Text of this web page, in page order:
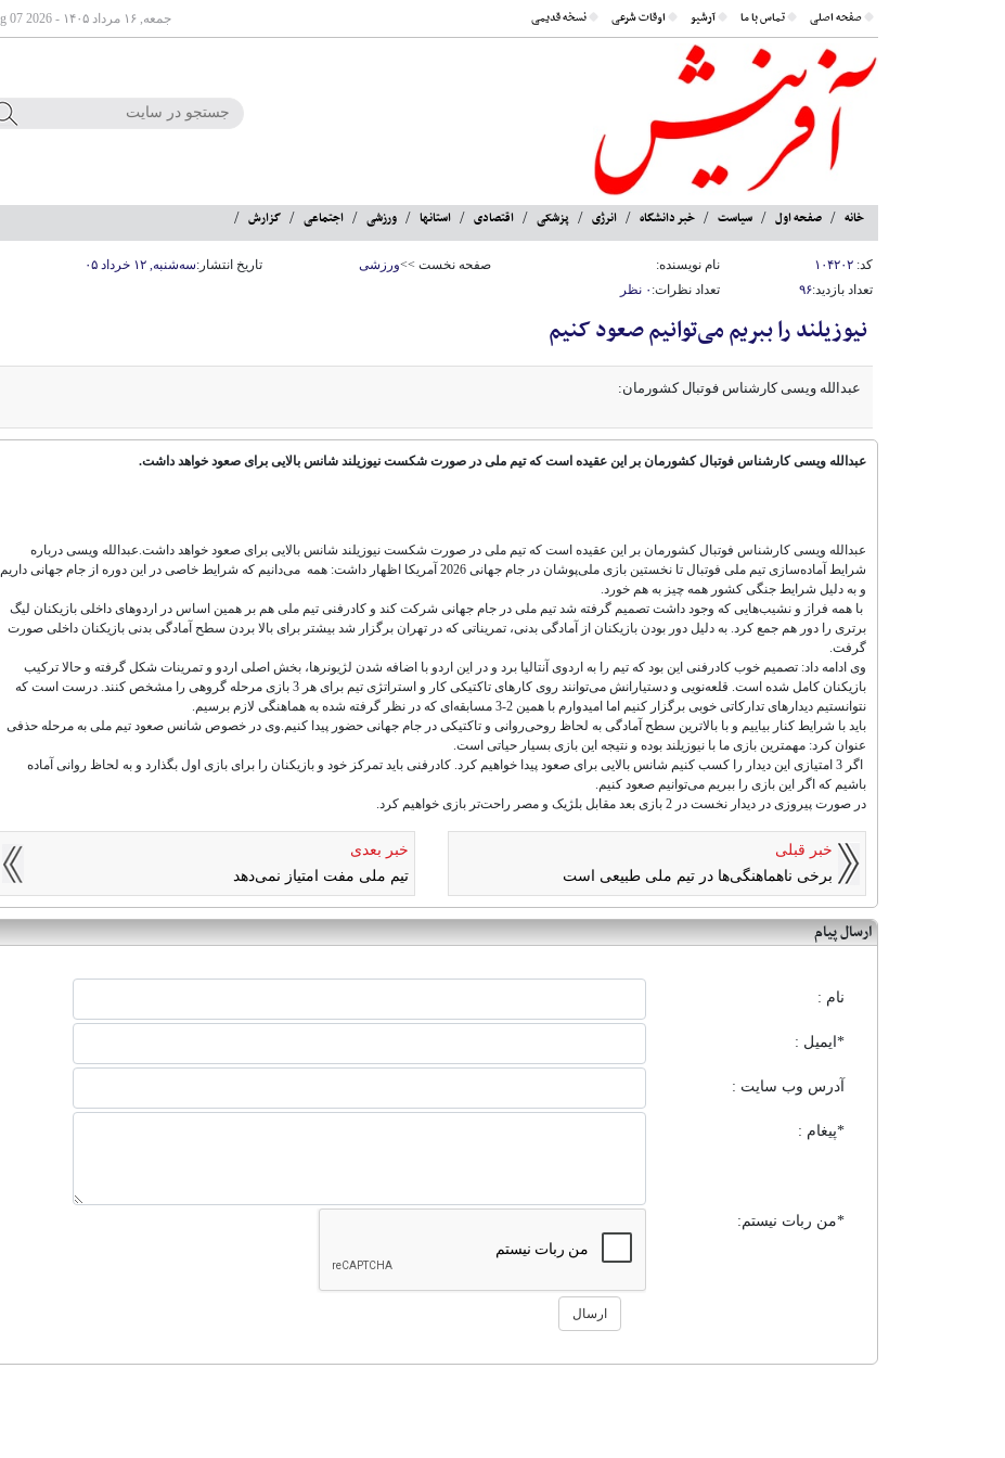
صفحه اصلی تماس با ما آرشیو اوقات شرعی نسخه قدیمی جمعه, ۱۶ مرداد ۱۴۰۵ - Aug 07 2026
خانه صفحه اول سیاست خبر دانشگاه انرژی پزشکی اقتصادی استانها ورزشی اجتماعی گزارش
کد: نام نویسنده: صفحه نخست >>ورزشی تاریخ انتشار:سه‌شنبه, ۱۲ خرداد ۰۵
تعداد بازدید:۹۶ تعداد نظرات: ۰ نظر
نیوزیلند را ببریم می‌توانیم صعود کنیم
عبدالله ویسی کارشناس فوتبال کشورمان:
عبدالله ویسی کارشناس فوتبال کشورمان بر این عقیده است که تیم ملی در صورت شکست نیوزیلند شانس بالایی برای صعود خواهد داشت.
عبدالله ویسی کارشناس فوتبال کشورمان بر این عقیده است که تیم ملی در صورت شکست نیوزیلند شانس بالایی برای صعود خواهد داشت.عبدالله ویسی درباره
شرایط آماده‌سازی تیم ملی فوتبال تا نخستین بازی ملی‌پوشان در جام جهانی 2026 آمریکا اظهار داشت: همه می‌دانیم که شرایط خاصی در این دوره از جام جهانی داریم
و به دلیل شرایط جنگی کشور همه چیز به هم خورد.
با همه فراز و نشیب‌هایی که وجود داشت تصمیم گرفته شد تیم ملی در جام جهانی شرکت کند و کادرفنی تیم ملی هم بر همین اساس در اردوهای داخلی بازیکنان لیگ
برتری را دور هم جمع کرد. به دلیل دور بودن بازیکنان از آمادگی بدنی، تمریناتی که در تهران برگزار شد بیشتر برای بالا بردن سطح آمادگی بدنی بازیکنان داخلی صورت
گرفت.
وی ادامه داد: تصمیم خوب کادرفنی این بود که تیم را به اردوی آنتالیا برد و در این اردو با اضافه شدن لژیونرها، بخش اصلی اردو و تمرینات شکل گرفته و حالا ترکیب
بازیکنان کامل شده است. قلعه‌نویی و دستیارانش می‌توانند روی کارهای تاکتیکی کار و استراتژی تیم برای هر 3 بازی مرحله گروهی را مشخص کنند. درست است که
نتوانستیم دیدارهای تدارکاتی خوبی برگزار کنیم اما امیدوارم با همین 2-3 مسابقه‌ای که در نظر گرفته شده به هماهنگی لازم برسیم.
باید با شرایط کنار بیاییم و با بالاترین سطح آمادگی به لحاظ روحی‌روانی و تاکتیکی در جام جهانی حضور پیدا کنیم.وی در خصوص شانس صعود تیم ملی به مرحله حذفی
عنوان کرد: مهمترین بازی ما با نیوزیلند بوده و نتیجه این بازی بسیار حیاتی است.
اگر 3 امتیازی این دیدار را کسب کنیم شانس بالایی برای صعود پیدا خواهیم کرد. کادرفنی باید تمرکز خود و بازیکنان را برای بازی اول بگذارد و به لحاظ روانی آماده
باشیم که اگر این بازی را ببریم می‌توانیم صعود کنیم.
در صورت پیروزی در دیدار نخست در 2 بازی بعد مقابل بلژیک و مصر راحت‌تر بازی خواهیم کرد.
خبر قبلی
برخی ناهماهنگی‌ها در تیم ملی طبیعی است
خبر بعدی
تیم ملی مفت امتیاز نمی‌دهد
ارسال پیام
نام :
*ایمیل :
آدرس وب سایت :
*پیغام :
*من ربات نیستم:
ارسال